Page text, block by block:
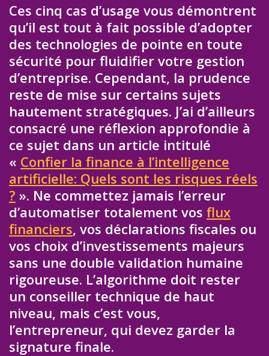
Ces cinq cas d’usage vous démontrent
qu’il est tout à fait possible d’adopter
des technologies de pointe en toute
sécurité pour fluidifier votre gestion
d’entreprise. Cependant, la prudence
reste de mise sur certains sujets
hautement stratégiques. J’ai d’ailleurs
consacré une réflexion approfondie à
ce sujet dans un article intitulé
« Confier la finance à l’intelligence
artificielle: Quels sont les risques réels
? ». Ne commettez jamais l’erreur
d’automatiser totalement vos flux
financiers, vos déclarations fiscales ou
vos choix d’investissements majeurs
sans une double validation humaine
rigoureuse. L’algorithme doit rester
un conseiller technique de haut
niveau, mais c’est vous,
l’entrepreneur, qui devez garder la
signature finale.